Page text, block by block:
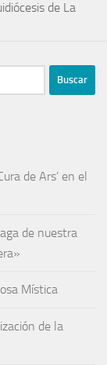
de La
de Ars’ en el
de nuestra
Mística
de la